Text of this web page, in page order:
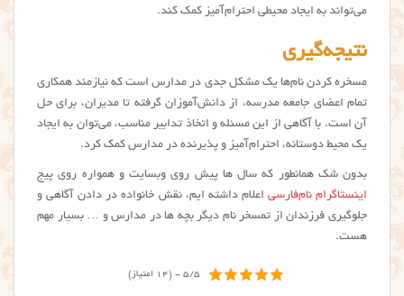
می‌تواند به ایجاد محیطی احترام‌آمیز کمک کند.
نتیجه‌گیری
مسخره کردن نام‌ها یک مشکل جدی در مدارس است که نیازمند همکاری
تمام اعضای جامعه مدرسه، از دانش‌آموزان گرفته تا مدیران، برای حل
آن است. با آگاهی از این مسئله و اتخاذ تدابیر مناسب، می‌توان به ایجاد
یک محیط دوستانه، احترام‌آمیز و پذیرنده در مدارس کمک کرد.
بدون شک همانطور که سال ها پیش روی وبسایت و همواره روی پیج
اینستاگرام نام‌فارسی اعلام داشته ایم، نقش خانواده در دادن آگاهی و
جلوگیری فرزندان از تمسخر نام دیگر بچه ها در مدارس و … بسیار مهم
هست.
5/5 - (14 امتیاز)